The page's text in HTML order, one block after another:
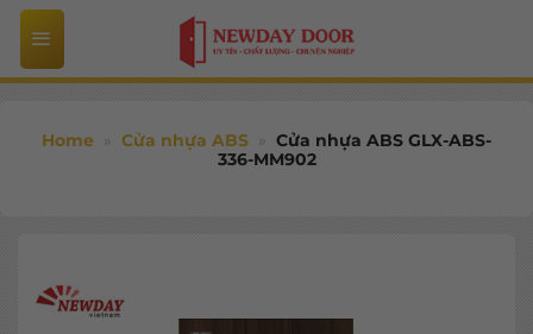
Bỏ
qua
nội
Home » Cửa nhựa ABS » Cửa nhựa ABS GLX-ABS-
336-MM902